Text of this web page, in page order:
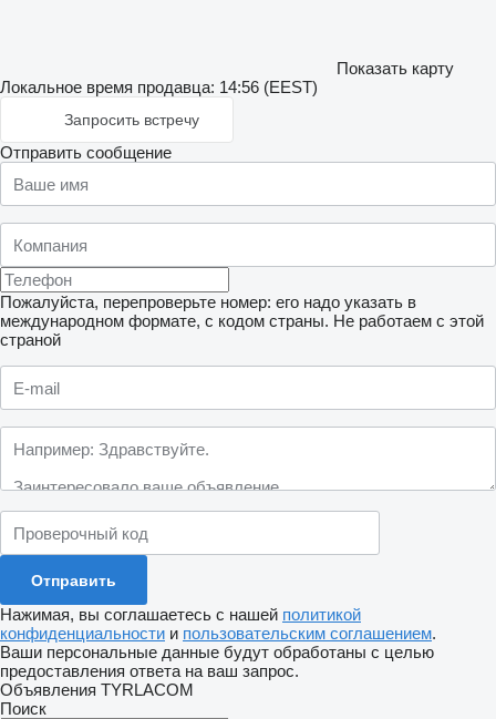
Показать карту
Локальное время продавца: 14:56 (EEST)
Запросить встречу
Отправить сообщение
Пожалуйста, перепроверьте номер: его надо указать в
международном формате, с кодом страны. Не работаем с этой
страной
Нажимая, вы соглашаетесь с нашей политикой
конфиденциальности и пользовательским соглашением.
Ваши персональные данные будут обработаны с целью
предоставления ответа на ваш запрос.
Объявления TYRLACOM
Поиск